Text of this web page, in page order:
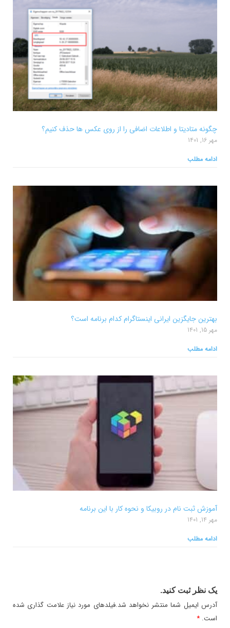
چگونه متادیتا و اطلاعات اضافی را از روی عکس ها حذف کنیم؟
مهر 16, 1401
ادامه مطلب
بهترین جایگزین ایرانی اینستاگرام کدام برنامه است؟
مهر 15, 1401
ادامه مطلب
آموزش ثبت نام در روبیکا و نحوه کار با این برنامه
مهر 14, 1401
ادامه مطلب
یک نظر ثبت کنید.
آدرس ایمیل شما منتشر نخواهد شد.فیلدهای مورد نیاز علامت گذاری شده
است. *